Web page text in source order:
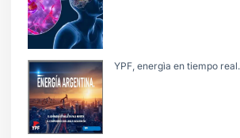
YPF, energìa en tiempo real.